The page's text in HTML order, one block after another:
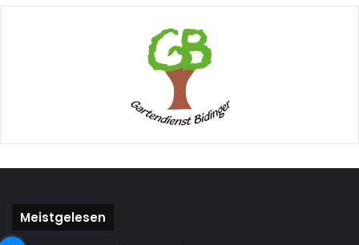
Meistgelesen